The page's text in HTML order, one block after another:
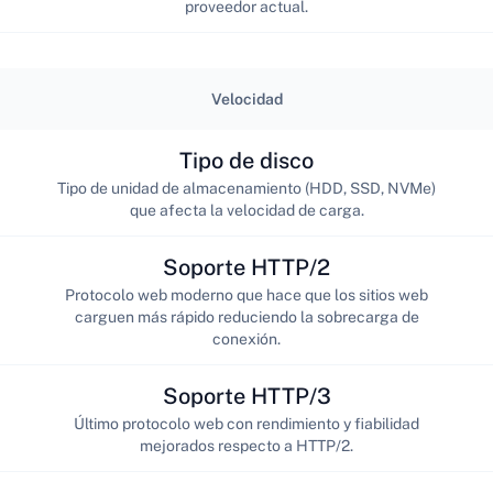
proveedor actual.
Velocidad
Tipo de disco
Tipo de unidad de almacenamiento (HDD, SSD, NVMe)
que afecta la velocidad de carga.
Soporte HTTP/2
Protocolo web moderno que hace que los sitios web
carguen más rápido reduciendo la sobrecarga de
conexión.
Soporte HTTP/3
Último protocolo web con rendimiento y fiabilidad
mejorados respecto a HTTP/2.